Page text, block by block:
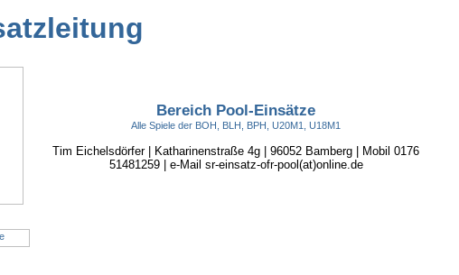
Bereich Pool-Einsätze
Alle Spiele der BOH, BLH, BPH, U20M1, U18M1
Tim Eichelsdörfer | Katharinenstraße 4g | 96052 Bamberg | Mobil 0176
51481259 | e-Mail sr-einsatz-ofr-pool(at)online.de